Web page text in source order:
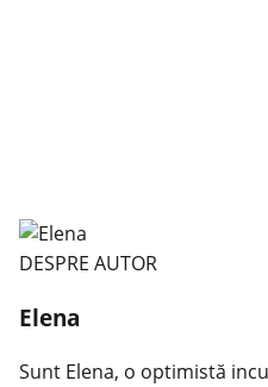
DESPRE AUTOR
Elena
Sunt Elena, o optimistă